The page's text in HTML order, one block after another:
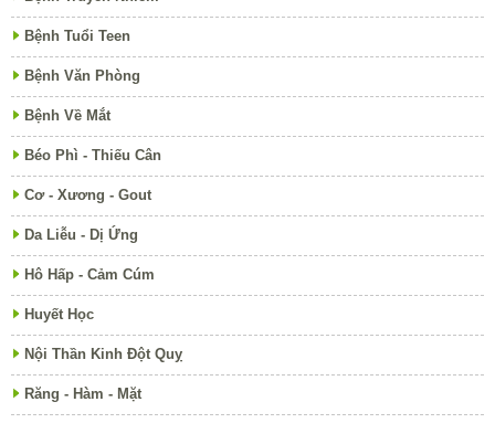
Bệnh Tuổi Teen
Bệnh Văn Phòng
Bệnh Về Mắt
Béo Phì - Thiếu Cân
Cơ - Xương - Gout
Da Liễu - Dị Ứng
Hô Hấp - Cảm Cúm
Huyết Học
Nội Thần Kinh Đột Quỵ
Răng - Hàm - Mặt